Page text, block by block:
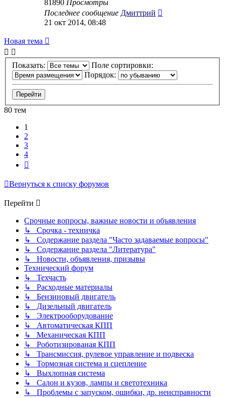
81890 Просмотры
Последнее сообщение Дмиттрий
21 окт 2014, 08:48
Новая тема
Показать:
Поле сортировки:
Порядок:
80 тем
1
2
3
4
Вернуться к списку форумов
Перейти
Срочные вопросы, важные новости и объявления
↳ Срочка - техничка
↳ Содержание раздела "Часто задаваемые вопросы"
↳ Содержание раздела "Литература"
↳ Новости, объявления, призывы
Технический форум
↳ Техчасть
↳ Расходные материалы
↳ Бензиновый двигатель
↳ Дизельный двигатель
↳ Электрооборудование
↳ Автоматическая КПП
↳ Механическая КПП
↳ Роботизированая КПП
↳ Трансмиссия, рулевое управление и подвеска
↳ Тормозная система и сцепление
↳ Выхлопная система
↳ Салон и кузов, лампы и светотехника
↳ Проблемы с запуском, ошибки, др. неисправности